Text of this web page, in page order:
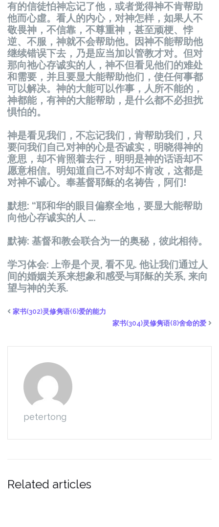
有的信徒怕神忘记了他，或者觉得神不肯帮助
他而心虛。看人的内心，对神怎样，如果人不
敬畏神，不信靠，不尊重神，甚至顽梗、悖
逆、不服，神就不会帮助他。因神不能帮助他
继续错误下去，乃是应当加以管教才对。但对
那向祂心存诚实的人，神不但看见他们的难处
和需要，并且要显大能帮助他们，使任何事都
可以解决。神的大能可以作事，人所不能的，
神都能，有神的大能帮助，是什么都不必担扰
惧怕的。
神是看见我们，不忘记我们，肯帮助我们，只
要问我们自己对神的心是否诚实，明晓得神的
意思，却不肯照着去行，明明是神的话语却不
愿意相信。明知道自己不对却不肯改，这都是
对神不诚心。奉基督耶稣的名祷告，阿们!
默想: “耶和华的眼目偏察全地，要显大能帮助
向他心存诚实的人 ….
默祷: 基督和教会联合为一的奥秘，彼此相待。
学习体会: 上帝是个灵, 看不见. 他让我们通过人
间的婚姻关系来想象和感受与耶稣的关系, 来向
望与神的关系.
家书(302)灵修隽语(6)爱的能力
家书(304)灵修隽语(8)舍命的爱
petertong
Related articles